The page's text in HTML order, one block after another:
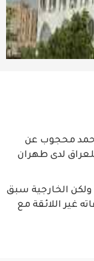
احمد محجوب عن
لدى طهران
الخارجية سبق
غير اللائقة مع